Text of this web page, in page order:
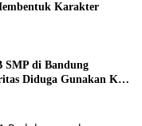
Karakter
SMP di Bandung
Diduga Gunakan KK